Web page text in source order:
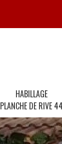
HABILLAGE
PLANCHE DE RIVE 44